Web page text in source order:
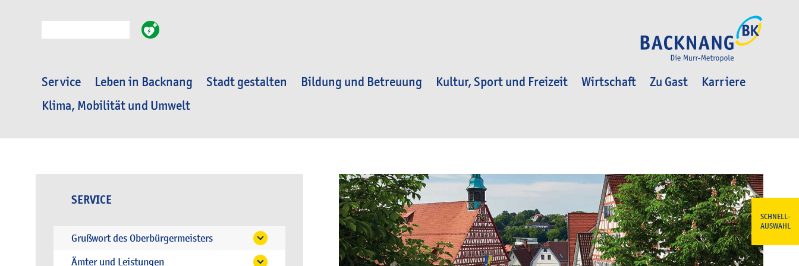
Service Leben in Backnang Stadt gestalten Bildung und Betreuung Kultur, Sport und Freizeit Wirtschaft Zu Gast
Karriere
Klima, Mobilität und Umwelt
SCHNELL-
AUSWAHL
SERVICE
Grußwort des Oberbürgermeisters
Ämter und Leistungen